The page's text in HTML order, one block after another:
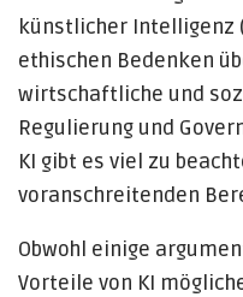
künstlicher Intelligenz
ethischen Bedenken
wirtschaftliche und
Regulierung und
KI gibt es viel zu
voranschreitenden
Obwohl einige
Vorteile von KI